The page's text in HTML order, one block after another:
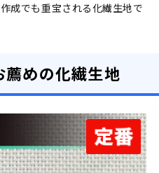
成でも重宝される化繊生地で
めの化繊生地